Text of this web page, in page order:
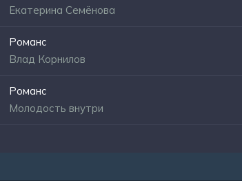
Екатерина Семёнова
Романс
Влад Корнилов
Романс
Молодость внутри